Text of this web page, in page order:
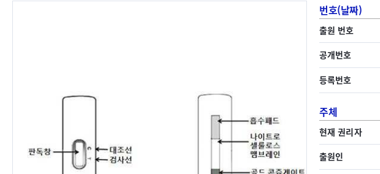
번호(날짜)
출원 번호
공개번호
등록번호
주체
현재 권리자
출원인